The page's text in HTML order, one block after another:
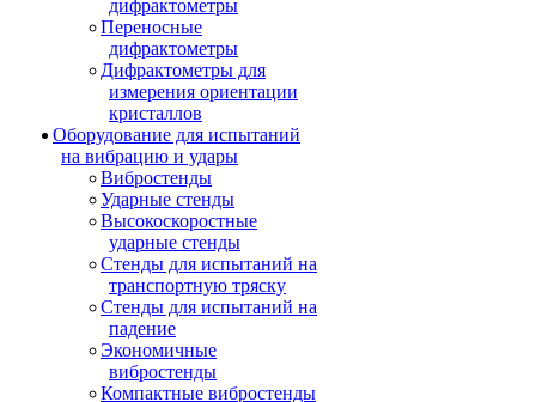
дифрактометры
Переносные
дифрактометры
Дифрактометры для
измерения ориентации
кристаллов
Оборудование для испытаний
на вибрацию и удары
Вибростенды
Ударные стенды
Высокоскоростные
ударные стенды
Стенды для испытаний на
транспортную тряску
Стенды для испытаний на
падение
Экономичные
вибростенды
Компактные вибростенды